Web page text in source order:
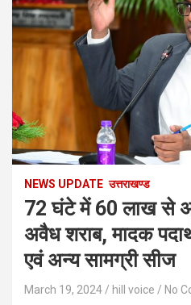
NEWS UPDATE उत्तराखण्ड
72 घंटे में 60 लाख से
अवैध शराब, मादक
एवं अन्य सामग्री सीज
March 19, 2024 hill voice No